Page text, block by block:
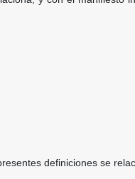
definiciones se